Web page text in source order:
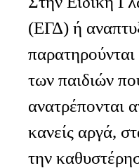
(ΕΓΔ) ή
των παιδιών
ανατρέπονται
κανείς αργά,
την